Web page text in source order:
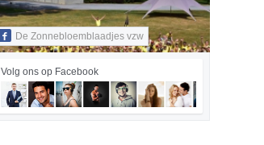
De Zonnebloemblaadjes vzw
Volg ons op Facebook